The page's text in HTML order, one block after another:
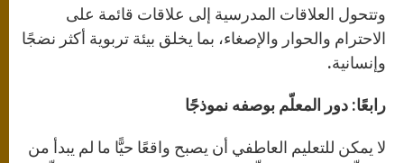
وتتحول العلاقات المدرسية إلى علاقات قائمة على
الاحترام والحوار والإصغاء، بما يخلق بيئة تربوية أكثر نضجًا
وإنسانية.
رابعًا: دور المعلّم بوصفه نموذجًا
لا يمكن للتعليم العاطفي أن يصبح واقعًا حيًّا ما لم يبدأ من